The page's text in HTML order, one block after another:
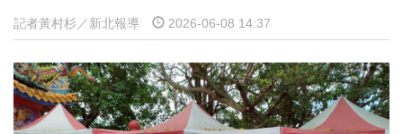
記者黃村杉／新北報導 2026-06-08 14:37